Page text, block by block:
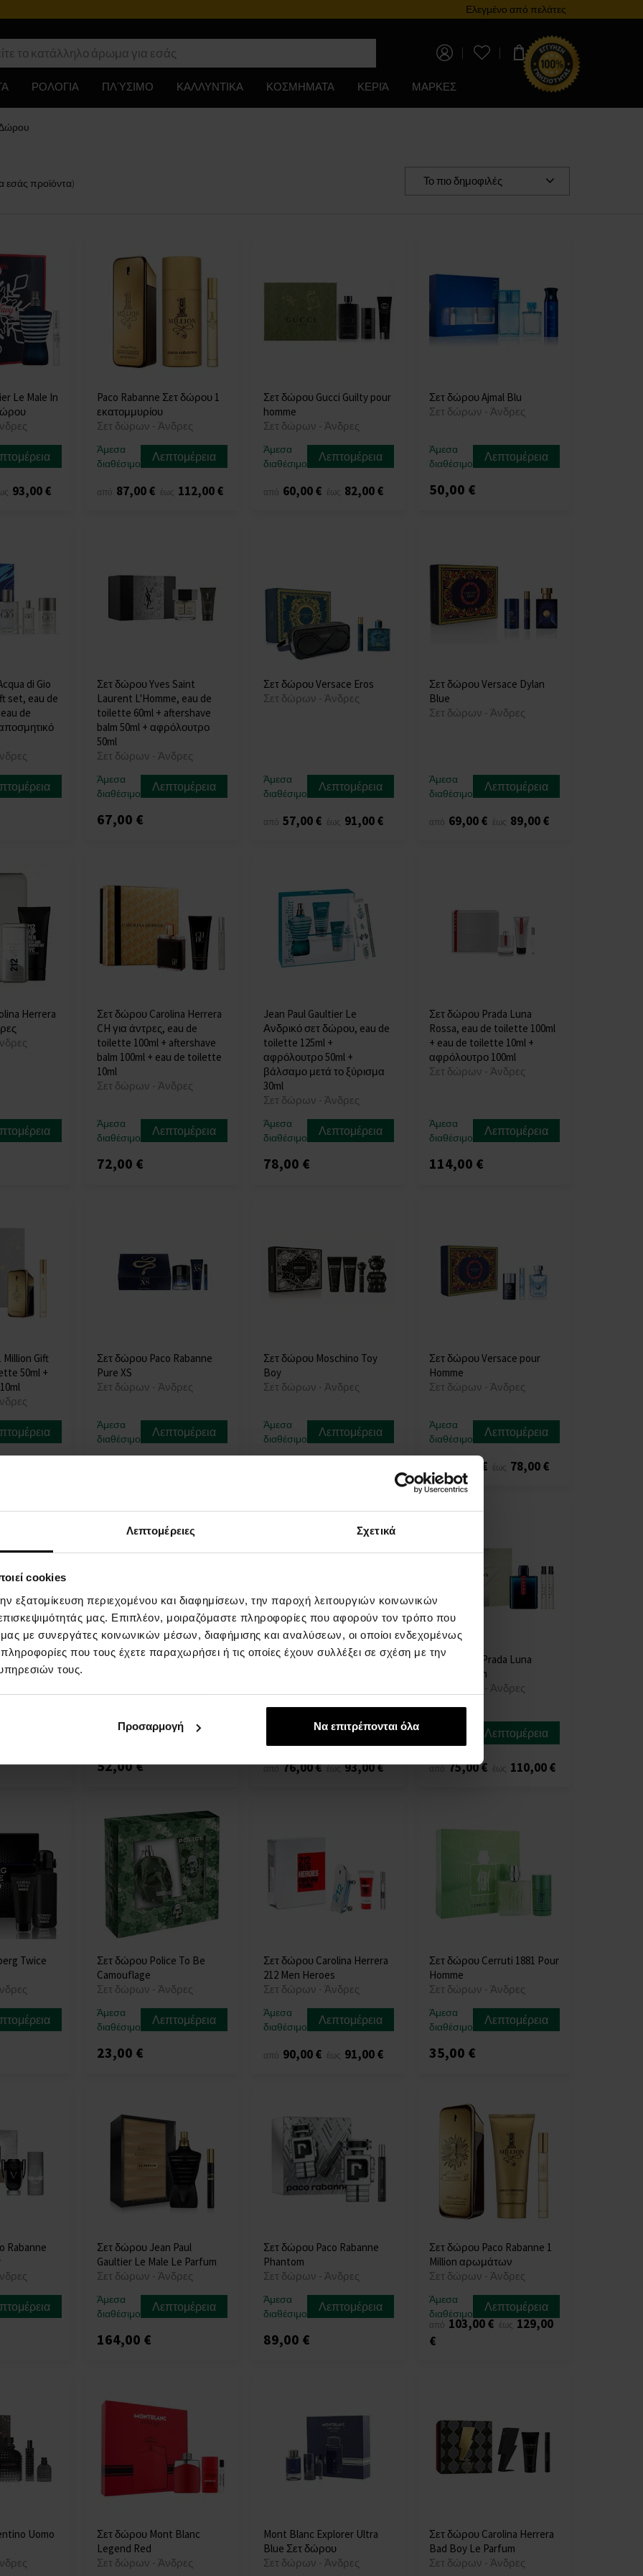
Λεπτομέρειες Σχετικά
cookies
εξατομίκευση περιεχομένου και διαφημίσεων, την παροχή λειτουργιών κοινωνικών
μας. Επιπλέον, μοιραζόμαστε πληροφορίες που αφορούν τον τρόπο που
μας με συνεργάτες κοινωνικών μέσων, διαφήμισης και αναλύσεων, οι οποίοι ενδεχομένως
που τους έχετε παραχωρήσει ή τις οποίες έχουν συλλέξει σε σχέση με την
τους.
Προσαρμογή Να επιτρέπονται όλα
Πρόγραμμα επιβράβευσηςΕλεγμένο από πελάτες
0,00 €
ΡΟΛΟΓΙΑ ΠΛΎΣΙΜΟ ΚΑΛΛΥΝΤΙΚΑ ΚΟΣΜΗΜΑΤΑ ΚΕΡΙΆ ΜΑΡΚΕΣ
εσάς προϊόντα) Το πιο δημοφιλές
Le Male In
93,00 €
Paco Rabanne Σετ δώρου 1
εκατομμυρίου
Σετ δώρων - Άνδρες
Άμεσα
διαθέσιμο
Λεπτομέρεια
από 87,00 € έως 112,00 €
Σετ δώρου Gucci Guilty pour
homme
Σετ δώρων - Άνδρες
Άμεσα
διαθέσιμο
Λεπτομέρεια
από 60,00 € έως 82,00 €
Σετ δώρου Ajmal Blu
Σετ δώρων - Άνδρες
Άμεσα
διαθέσιμο
Λεπτομέρεια
50,00 €
di Gio
set, eau de
de
Σετ δώρου Yves Saint
Laurent L'Homme, eau de
toilette 60ml + aftershave
balm 50ml + αφρόλουτρο
50ml
Σετ δώρων - Άνδρες
Άμεσα
διαθέσιμο
Λεπτομέρεια
67,00 €
Σετ δώρου Versace Eros
Σετ δώρων - Άνδρες
Άμεσα
διαθέσιμο
Λεπτομέρεια
από 57,00 € έως 91,00 €
Σετ δώρου Versace Dylan
Blue
Σετ δώρων - Άνδρες
Άμεσα
διαθέσιμο
Λεπτομέρεια
από 69,00 € έως 89,00 €
Herrera
Σετ δώρου Carolina Herrera
CH για άντρες, eau de
toilette 100ml + aftershave
balm 100ml + eau de toilette
10ml
Σετ δώρων - Άνδρες
Άμεσα
διαθέσιμο
Λεπτομέρεια
72,00 €
Jean Paul Gaultier Le
Ανδρικό σετ δώρου, eau de
toilette 125ml +
αφρόλουτρο 50ml +
βάλσαμο μετά το ξύρισμα
30ml
Σετ δώρων - Άνδρες
Άμεσα
διαθέσιμο
Λεπτομέρεια
78,00 €
Σετ δώρου Prada Luna
Rossa, eau de toilette 100ml
+ eau de toilette 10ml +
αφρόλουτρο 100ml
Σετ δώρων - Άνδρες
Άμεσα
διαθέσιμο
Λεπτομέρεια
114,00 €
Million Gift
50ml +
Σετ δώρου Paco Rabanne
Pure XS
Σετ δώρων - Άνδρες
Άμεσα
διαθέσιμο
Λεπτομέρεια
Σετ δώρου Moschino Toy
Boy
Σετ δώρων - Άνδρες
Άμεσα
διαθέσιμο
Λεπτομέρεια
Σετ δώρου Versace pour
Homme
Σετ δώρων - Άνδρες
Άμεσα
διαθέσιμο
Λεπτομέρεια
55,00 € έως 78,00 €
Gift Set
Άνδρες Και
Σετ δώρου Versace Man Eau
Άμεσα
Λεπτομέρεια
52,00 €
Σετ δώρου Burberry Hero
Λεπτομέρεια
από76,00 € έως93,00 €
Σετ δώρου Prada Luna
Rossa Ocean
Σετ δώρων - Άνδρες
Λεπτομέρεια
από75,00 € έως 110,00 €
Twice
Σετ δώρου Police To Be
Camouflage
Σετ δώρων - Άνδρες
Άμεσα
διαθέσιμο
Λεπτομέρεια
23,00 €
Σετ δώρου Carolina Herrera
212 Men Heroes
Σετ δώρων - Άνδρες
Άμεσα
διαθέσιμο
Λεπτομέρεια
από 90,00 € έως 91,00 €
Σετ δώρου Cerruti 1881 Pour
Homme
Σετ δώρων - Άνδρες
Άμεσα
διαθέσιμο
Λεπτομέρεια
35,00 €
Rabanne
Σετ δώρου Jean Paul
Gaultier Le Male Le Parfum
Σετ δώρων - Άνδρες
Άμεσα
διαθέσιμο
Λεπτομέρεια
164,00 €
Σετ δώρου Paco Rabanne
Phantom
Σετ δώρων - Άνδρες
Άμεσα
διαθέσιμο
Λεπτομέρεια
89,00 €
Σετ δώρου Paco Rabanne 1
Million αρωμάτων
Σετ δώρων - Άνδρες
Άμεσα
διαθέσιμο
Λεπτομέρεια
από 103,00 € έως 129,00
€
Uomo
Σετ δώρου Mont Blanc
Legend Red
Σετ δώρων - Άνδρες
Mont Blanc Explorer Ultra
Blue Σετ δώρου
Σετ δώρων - Άνδρες
Σετ δώρου Carolina Herrera
Bad Boy Le Parfum
Σετ δώρων - Άνδρες